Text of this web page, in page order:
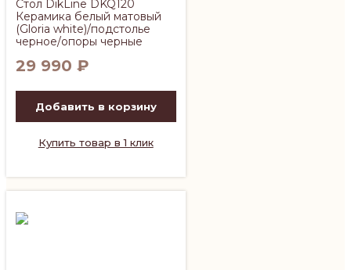
Стол DikLine DKQ120
Керамика белый матовый
(Gloria white)/подстолье
черное/опоры черные
29 990 ₽
Добавить в корзину
Купить товар в 1 клик